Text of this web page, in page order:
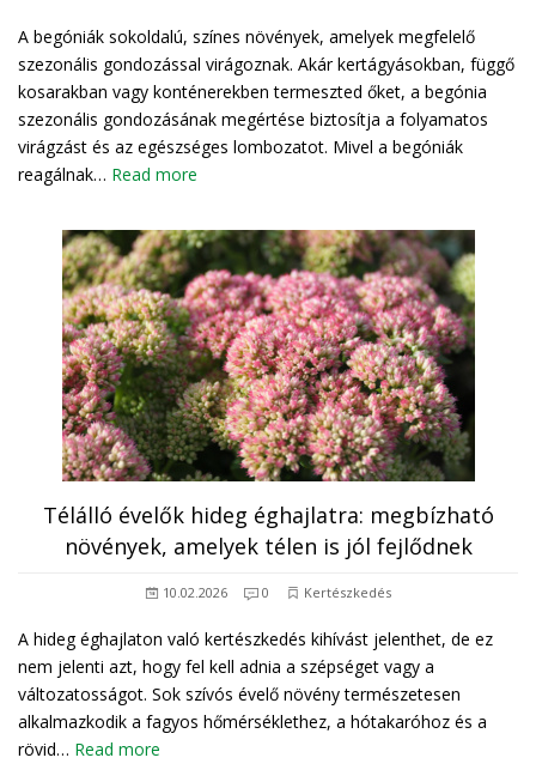
A begóniák sokoldalú, színes növények, amelyek megfelelő
szezonális gondozással virágoznak. Akár kertágyásokban, függő
kosarakban vagy konténerekben termeszted őket, a begónia
szezonális gondozásának megértése biztosítja a folyamatos
virágzást és az egészséges lombozatot. Mivel a begóniák
reagálnak… Read more
Télálló évelők hideg éghajlatra: megbízható
növények, amelyek télen is jól fejlődnek
10.02.2026 0 Kertészkedés
A hideg éghajlaton való kertészkedés kihívást jelenthet, de ez
nem jelenti azt, hogy fel kell adnia a szépséget vagy a
változatosságot. Sok szívós évelő növény természetesen
alkalmazkodik a fagyos hőmérséklethez, a hótakaróhoz és a
rövid… Read more